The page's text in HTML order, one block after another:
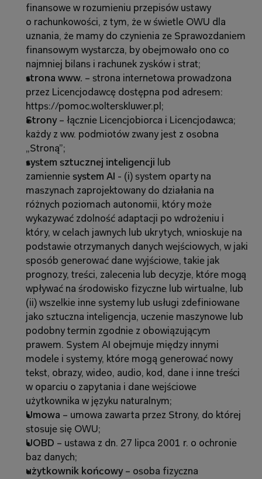
finansowe w rozumieniu przepisów ustawy
o rachunkowości, z tym, że w świetle OWU dla
uznania, że mamy do czynienia ze Sprawozdaniem
finansowym wystarcza, by obejmowało ono co
najmniej bilans i rachunek zysków i strat;
strona www. – strona internetowa prowadzona
przez Licencjodawcę dostępna pod adresem:
https://pomoc.wolterskluwer.pl;
Strony – łącznie Licencjobiorca i Licencjodawca;
każdy z ww. podmiotów zwany jest z osobna
„Stroną”;
system sztucznej inteligencji lub
zamiennie system AI - (i) system oparty na
maszynach zaprojektowany do działania na
różnych poziomach autonomii, który może
wykazywać zdolność adaptacji po wdrożeniu i
który, w celach jawnych lub ukrytych, wnioskuje na
podstawie otrzymanych danych wejściowych, w jaki
sposób generować dane wyjściowe, takie jak
prognozy, treści, zalecenia lub decyzje, które mogą
wpływać na środowisko fizyczne lub wirtualne, lub
(ii) wszelkie inne systemy lub usługi zdefiniowane
jako sztuczna inteligencja, uczenie maszynowe lub
podobny termin zgodnie z obowiązującym
prawem. System AI obejmuje między innymi
modele i systemy, które mogą generować nowy
tekst, obrazy, wideo, audio, kod, dane i inne treści
w oparciu o zapytania i dane wejściowe
użytkownika w języku naturalnym;
Umowa – umowa zawarta przez Strony, do której
stosuje się OWU;
UOBD – ustawa z dn. 27 lipca 2001 r. o ochronie
baz danych;
użytkownik końcowy – osoba fizyczna